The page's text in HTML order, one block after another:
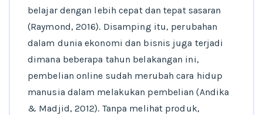
belajar dengan lebih cepat dan tepat sasaran
(Raymond, 2016). Disamping itu, perubahan
dalam dunia ekonomi dan bisnis juga terjadi
dimana beberapa tahun belakangan ini,
pembelian online sudah merubah cara hidup
manusia dalam melakukan pembelian (Andika
& Madjid, 2012). Tanpa melihat produk,